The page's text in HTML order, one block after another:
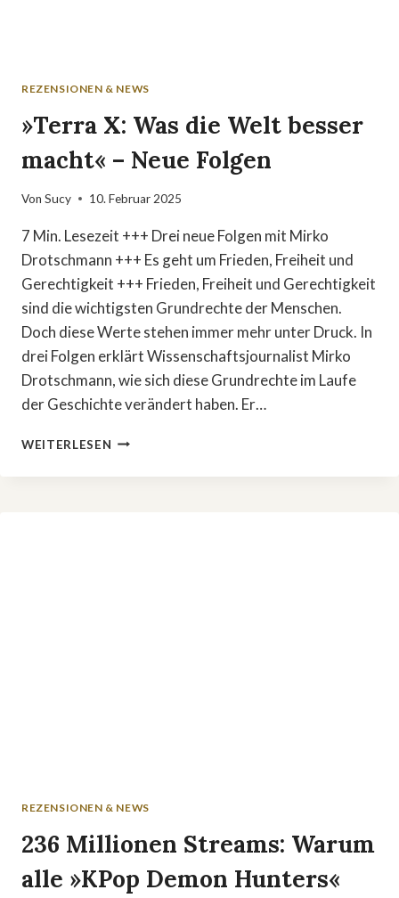
REZENSIONEN & NEWS
»Terra X: Was die Welt besser
macht« – Neue Folgen
Von Sucy 10. Februar 2025
7 Min. Lesezeit +++ Drei neue Folgen mit Mirko
Drotschmann +++ Es geht um Frieden, Freiheit und
Gerechtigkeit +++ Frieden, Freiheit und Gerechtigkeit
sind die wichtigsten Grundrechte der Menschen.
Doch diese Werte stehen immer mehr unter Druck. In
drei Folgen erklärt Wissenschaftsjournalist Mirko
Drotschmann, wie sich diese Grundrechte im Laufe
der Geschichte verändert haben. Er…
WEITERLESEN »TERRA
WAS
REZENSIONEN & NEWS
236 Millionen Streams: Warum
alle »KPop Demon Hunters«